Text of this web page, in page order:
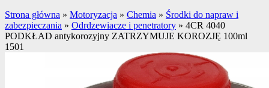
Strona główna » Motoryzacja » Chemia » Środki do napraw i
zabezpieczania » Odrdzewiacze i penetratory » 4CR 4040
PODKŁAD antykorozyjny ZATRZYMUJE KOROZJĘ 100ml
1501